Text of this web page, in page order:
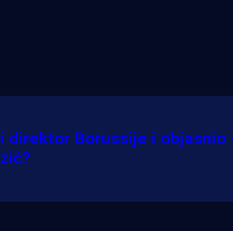
direktor Borussije i objasnio